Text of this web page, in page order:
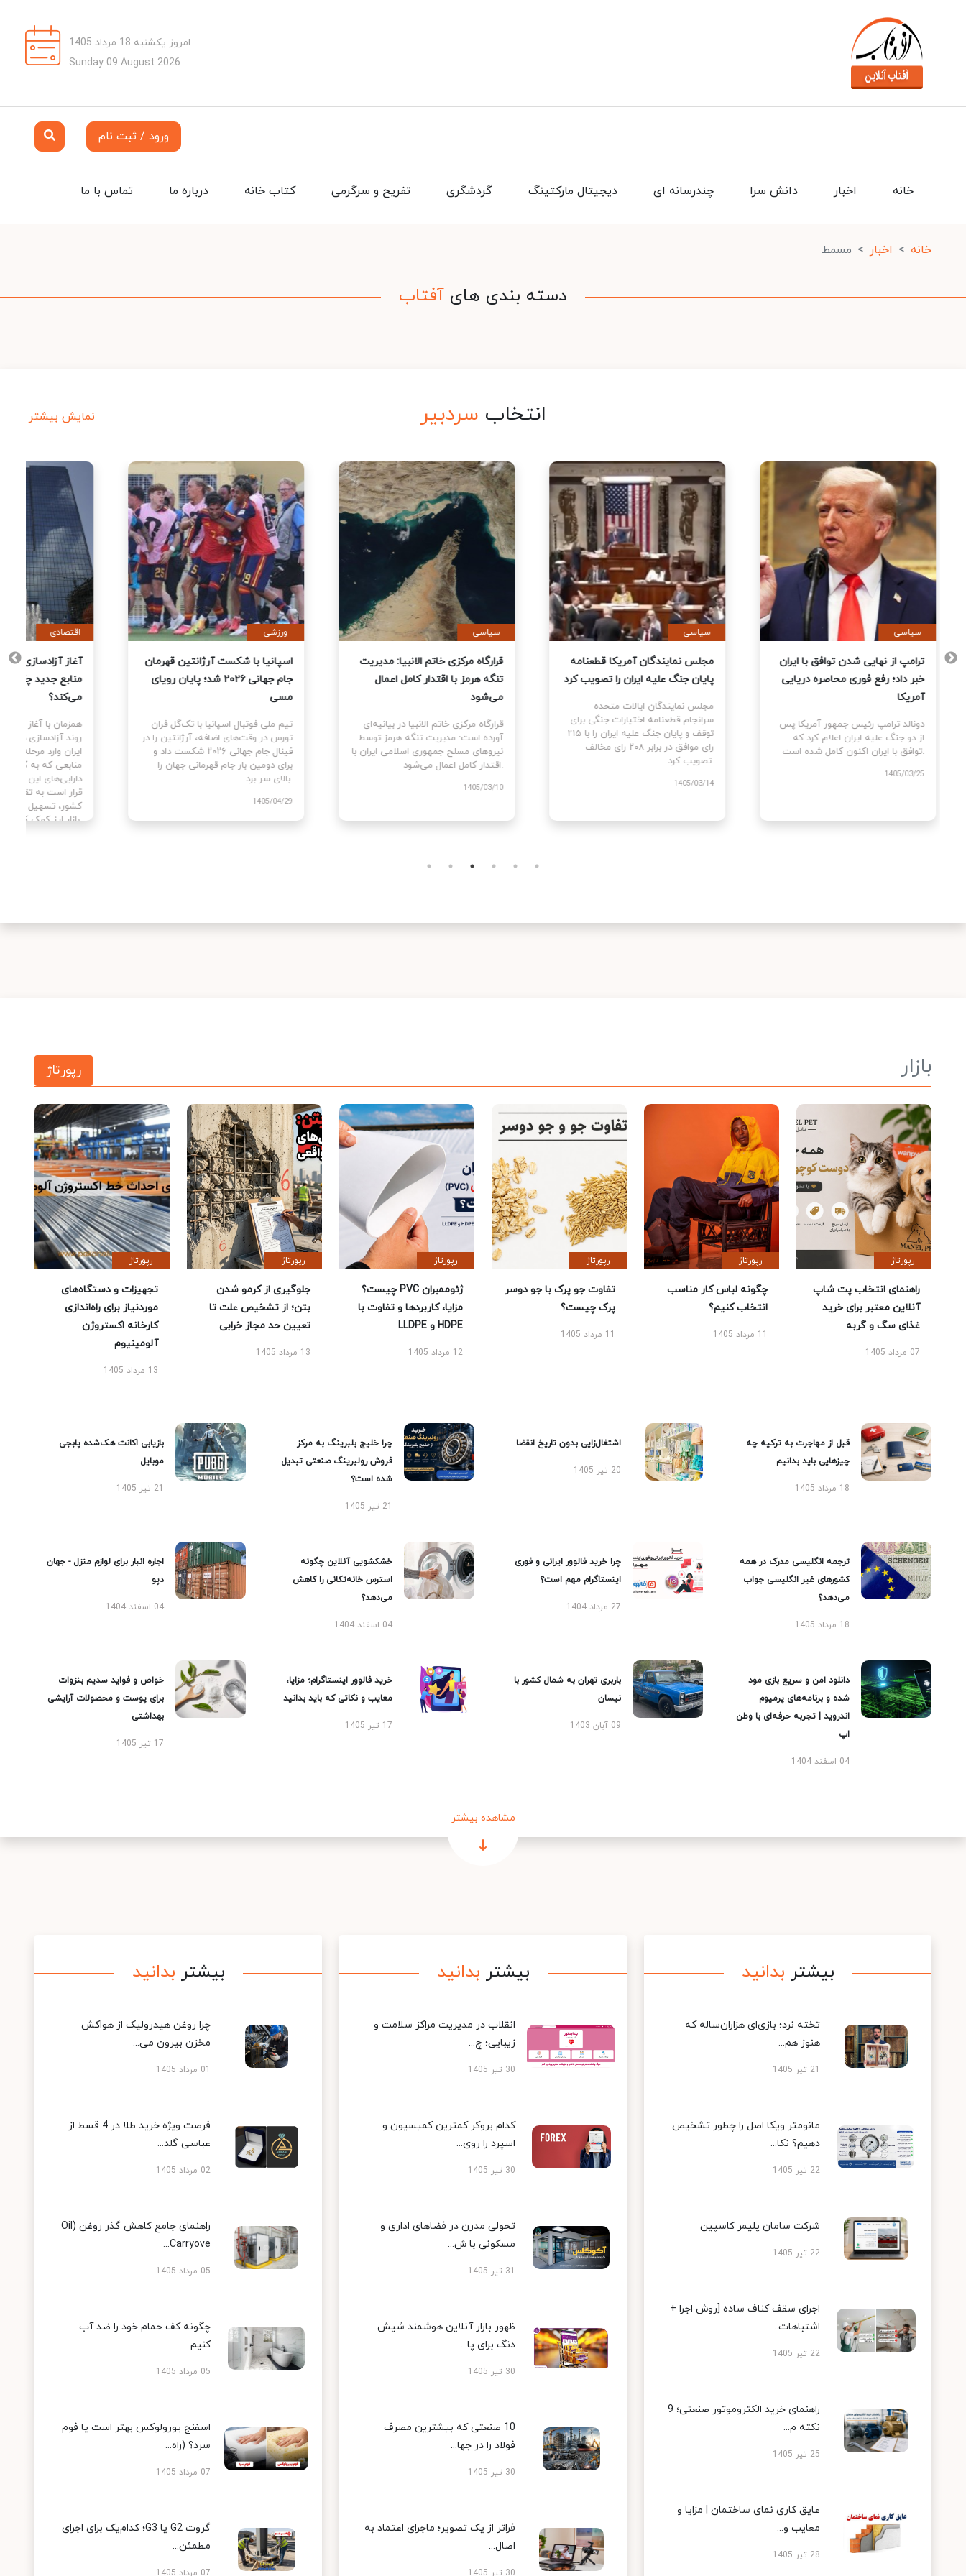
امروز یکشنبه 18 مرداد 1405
Sunday 09 August 2026
ورود / ثبت نام
تماس با ما درباره ما کتاب خانه تفریح و سرگرمی گردشگری دیجیتال مارکتینگ چندرسانه ای دانش سرا اخبار خانه
خانه اخبار مسمط
دسته بندی های آفتاب
انتخاب سردبیر نمایش بیشتر
سیاسی
ترامپ از نهایی شدن توافق با ایران
خبر داد؛ رفع فوری محاصره دریایی
دونالد ترامپ رئیس جمهور آمریکا پس
از دو جنگ علیه ایران اعلام کرد که
توافق با ایران اکنون کامل شده است.
سیاسی
مجلس نمایندگان آمریکا قطعنامه
پایان جنگ علیه ایران را تصویب کرد
مجلس نمایندگان ایالات متحده
سرانجام قطعنامه اختیارات جنگی برای
سیاسی
قرارگاه مرکزی خاتم الانبیا: مدیریت
تنگه هرمز با اقتدار کامل اعمال
قرارگاه مرکزی خاتم الانبیا در بیانیه‌ای
آورده است: مدیریت تنگه هرمز توسط
نیروهای مسلح جمهوری اسلامی ایران با
اقتدار کامل اعمال می‌شود.
ورزشی
اسپانیا با شکست آرژانتین قهرمان
جام جهانی ۲۰۲۶ شد؛ پایان رویای
تیم ملی فوتبال اسپانیا با تک‌گل فران
تورس در وقت‌های اضافه، آرژانتین را در
فینال جام جهانی ۲۰۲۶ شکست داد و
برای دومین بار جام قهرمانی جهان را
اقتصادی
آغاز
منابع
همزمان
روند
ایران
منابعی
قرار
کشور،
بازار ارز کمک کنند.
بازار رپورتاژ
رپورتاژ
راهنمای انتخاب پت شاپ
آنلاین معتبر برای خرید
غذای سگ و گربه
07 مرداد 1405
رپورتاژ
چگونه لباس کار مناسب
انتخاب کنیم؟
11 مرداد 1405
رپورتاژ
تفاوت جو پرک با جو دوسر
پرک چیست؟
11 مرداد 1405
رپورتاژ
ژئوممبران PVC چیست؟
مزایا، کاربردها و تفاوت با
HDPE و LLDPE
12 مرداد 1405
رپورتاژ
جلوگیری از کرمو شدن
بتن؛ از تشخیص علت تا
تعیین حد مجاز خرابی
13 مرداد 1405
رپورتاژ
تجهیزات و دستگاه‌های
موردنیاز برای راه‌اندازی
کارخانه اکستروژن
آلومینیوم
13 مرداد 1405
قبل از مهاجرت به ترکیه چه
چیزهایی باید بدانیم
18 مرداد 1405
اشتغال‌زایی بدون تاریخ انقضا
20 تیر 1405
چرا خلیج بلبرینگ به مرکز
فروش رولبرینگ صنعتی تبدیل
شده است؟
21 تیر 1405
بازیابی اکانت هک‌شده پابجی
موبایل
21 تیر 1405
ترجمه انگلیسی مدرک در همه
کشورهای غیر انگلیسی جواب
می‌دهد؟
18 مرداد 1405
چرا خرید فالوور ایرانی و فوری
اینستاگرام مهم است؟
27 مرداد 1404
خشکشویی آنلاین چگونه
استرس خانه‌تکانی را کاهش
می‌دهد؟
04 اسفند 1404
اجاره انبار برای لوازم منزل - جهان
دپو
04 اسفند 1404
دانلود امن و سریع بازی مود
شده و برنامه‌های پرمیوم
اندروید | تجربه حرفه‌ای با وطن
اپ
04 اسفند 1404
باربری تهران به شمال کشور با
نیسان
09 آبان 1403
خرید فالوور اینستاگرام؛ مزایا،
معایب و نکاتی که باید بدانید
17 تیر 1405
خواص و فواید سدیم بنزوات
برای پوست و محصولات آرایشی
بهداشتی
17 تیر 1405
مشاهده بیشتر
بیشتر بدانید
تخته نرد؛ بازی‌ای هزاران‌ساله که
هنوز هم...
21 تیر 1405
مانومتر ویکا اصل را چطور تشخیص
دهیم؟ نکا...
22 تیر 1405
شرکت سامان پلیمر کاسپین
22 تیر 1405
اجرای سقف کناف ساده [روش اجرا +
اشتباهات...
22 تیر 1405
راهنمای خرید الکتروموتور صنعتی؛ 9
نکته م...
25 تیر 1405
عایق کاری نمای ساختمان | مزایا و
معایب و...
28 تیر 1405
بیشتر بدانید
انقلاب در مدیریت مراکز سلامت و
زیبایی؛ چ...
30 تیر 1405
کدام بروکر کمترین کمیسیون و
اسپرد را روی...
30 تیر 1405
تحولی مدرن در فضاهای اداری و
مسکونی با ش...
31 تیر 1405
ظهور بازار آنلاین هوشمند شیش
دنگ برای پا...
30 تیر 1405
10 صنعتی که بیشترین مصرف
فولاد را در جها...
30 تیر 1405
فراتر از یک تصویر؛ ماجرای اعتماد به
اصال...
30 تیر 1405
بیشتر بدانید
چرا روغن هیدرولیک از هواکش
مخزن بیرون می...
01 مرداد 1405
فرصت ویژه خرید طلا در 4 قسط از
عباسی گلد...
02 مرداد 1405
راهنمای جامع کاهش گذر روغن (Oil
Carryove...
05 مرداد 1405
چگونه کف حمام خود را ضد آب
کنیم
05 مرداد 1405
اسفنج یورولوکس بهتر است یا فوم
سرد؟ (راه...
07 مرداد 1405
گروت G2 یا G3؛ کدام‌یک برای اجرای
مطمئن...
07 مرداد 1405